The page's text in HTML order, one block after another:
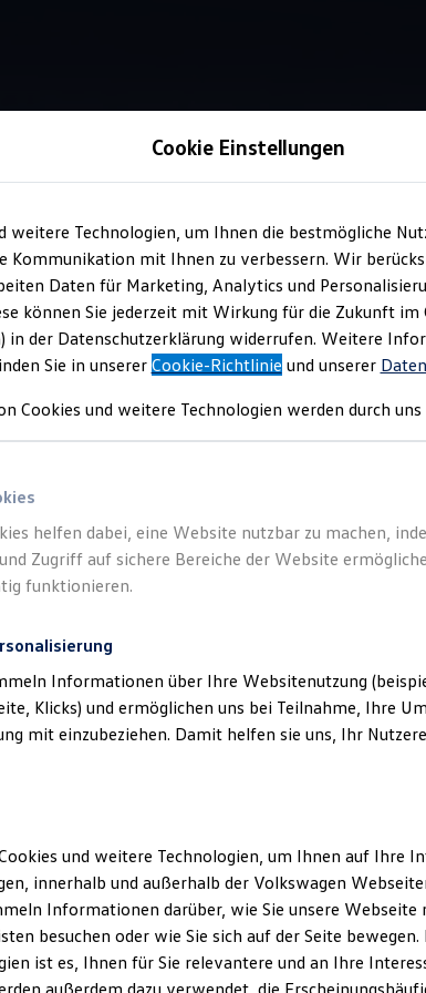
Information
Over-the-Air
verschiedene Arten von Updates an
und Verbesserungen für bestehende In-Car Apps(
das Betriebssystem im Fahrzeug)
Umfängen. Bitte beachten Sie die detaillierten
oder den zugehörigen Release Notes im Infotainment-
von Over-the-Air Updates ist ein aktiver We
Zustimmung zur Datennutzung erforderlich,
Dafür können Sie sich ganz einfach mit Ihrem
Zustimmung zu einem späteren Zeitpunkt wieder
Cookie Einstellungen
weitere Technologien, um Ihnen die bestmögliche
Kommunikation mit Ihnen zu verbessern. Wir
Daten für Marketing, Analytics und
können Sie jederzeit mit Wirkung für die Zukunft im
in der Datenschutzerklärung widerrufen. Weitere
Sie in unsererCookie-Richtlinie und unserer
Cookies und weitere Technologien werden durch uns
helfen dabei, eine Website nutzbar zu machen,
Zugriff auf sichere Bereiche der Website
funktionieren.
Informationen über Ihre Websitenutzung
Klicks) und ermöglichen uns bei Teilnahme, Ihre
mit einzubeziehen. Damit helfen sie uns, Ihr
und weitere Technologien, um Ihnen auf Ihre
innerhalb und außerhalb der Volkswagen
Informationen darüber, wie Sie unsere Webseite
besuchen oder wie Sie sich auf der Seite
ist es, Ihnen für Sie relevantere und an Ihre
außerdem dazu verwendet, die